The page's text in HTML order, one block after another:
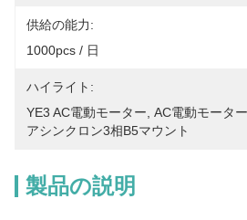
供給の能力:
1000pcs / 日
ハイライト:
YE3 AC電動モーター AC電動モータ
アシンクロン3相B5マウント
製品の説明